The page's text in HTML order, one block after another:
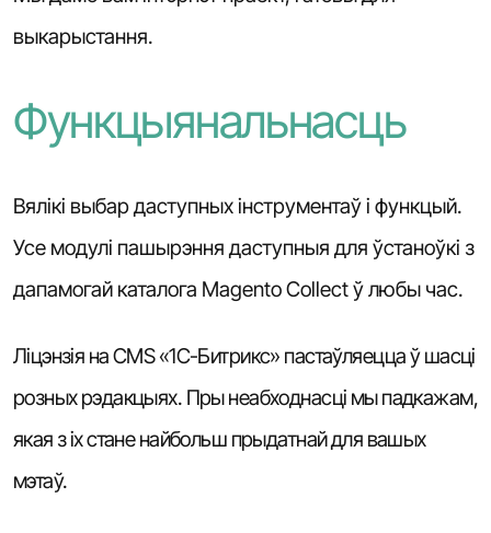
выкарыстання.
Функцыянальнасць
Вялікі выбар даступных інструментаў і функцый.
Усе модулі пашырэння даступныя для ўстаноўкі з
дапамогай каталога Magento Collect ў любы час.
Ліцэнзія на CMS «1С-Битрикс» пастаўляецца ў шасці
розных рэдакцыях. Пры неабходнасці мы падкажам,
якая з іх стане найбольш прыдатнай для вашых
мэтаў.